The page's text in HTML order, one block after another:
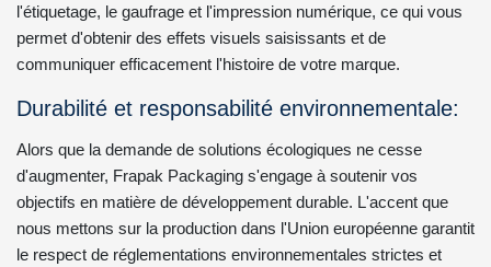
l'étiquetage, le gaufrage et l'impression numérique, ce qui vous
permet d'obtenir des effets visuels saisissants et de
communiquer efficacement l'histoire de votre marque.
Durabilité et responsabilité environnementale:
Alors que la demande de solutions écologiques ne cesse
d'augmenter, Frapak Packaging s'engage à soutenir vos
objectifs en matière de développement durable. L'accent que
nous mettons sur la production dans l'Union européenne garantit
le respect de réglementations environnementales strictes et